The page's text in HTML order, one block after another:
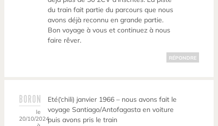
du train fait partie du parcours que nous
avons déjà reconnu en grande partie.
Bon voyage à vous et continuez à nous
faire rêver.
RÉPONDRE
BORON
le
20/10/2024
Eté(‘chili) janvier 1966 – nous avons fait le
voyage Santiago/Antofagasta en voiture
puis avons pris le train